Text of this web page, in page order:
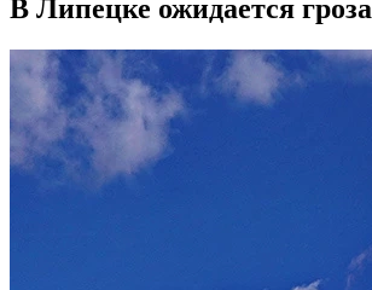
В Липецке ожидается гроза